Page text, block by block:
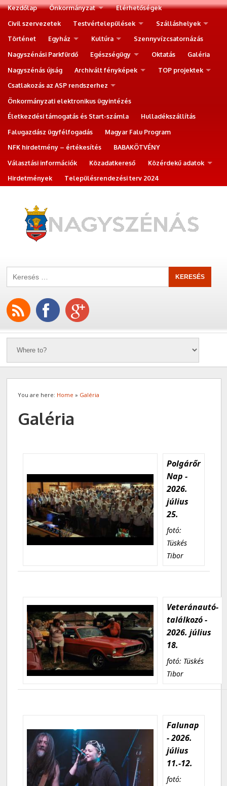
Kezdőlap Önkormányzat
Elérhetőségek
Civil szervezetek
Testvértelepülések
Szálláshelyek
Történet
Egyház Kultúra
Szennyvízcsatornázás
Nagyszénási Parkfürdő
Egészségügy Oktatás
Galéria
Nagyszénás újság
Archivált fényképek
TOP projektek
Csatlakozás az ASP rendszerhez
Önkormányzati elektronikus ügyintézés
Életkezdési támogatás és Start-számla
Hulladékszállítás
Falugazdász ügyfélfogadás
Magyar Falu Program
NFK hirdetmény – értékesítés
BABAKÖTVÉNY
Választási információk
Közadatkereső
Közérdekű adatok
Hirdetmények
Településrendezési terv 2024
You are here: Home » Galéria
Galéria
Polgárőr
Nap -
2026.
július
25.
fotó:
Tüskés
Tibor
Veteránautó-
találkozó -
2026. július
18.
fotó: Tüskés
Tibor
Falunap
- 2026.
július
11.-12.
fotó: